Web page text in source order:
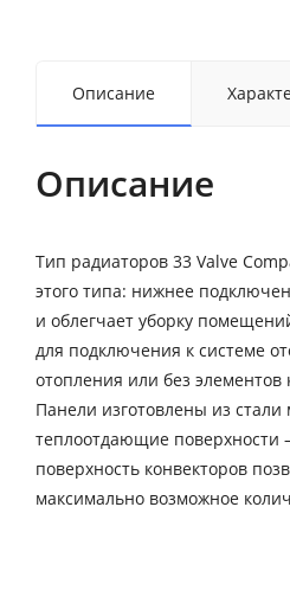
Описание
Описание
Тип радиаторов 33 Valve
этого типа: нижнее
и облегчает уборку
для подключения к системе
отопления или без
Панели изготовлены из
теплоотдающие поверхности
поверхность конвекторов
максимально возможное